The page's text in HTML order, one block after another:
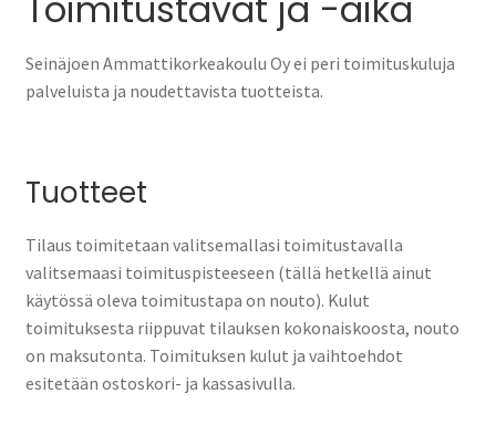
Seinäjoen Ammattikorkeakoulu Oy ei peri toimituskuluja
palveluista ja noudettavista tuotteista.
Tuotteet
Tilaus toimitetaan valitsemallasi toimitustavalla
valitsemaasi toimituspisteeseen (tällä hetkellä ainut
käytössä oleva toimitustapa on nouto). Kulut
toimituksesta riippuvat tilauksen kokonaiskoosta, nouto
on maksutonta. Toimituksen kulut ja vaihtoehdot
esitetään ostoskori- ja kassasivulla.